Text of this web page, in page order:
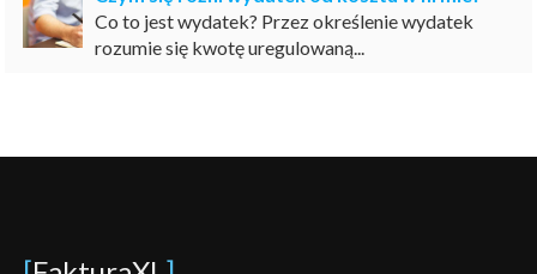
Co to jest wydatek? Przez określenie wydatek
rozumie się kwotę uregulowaną...